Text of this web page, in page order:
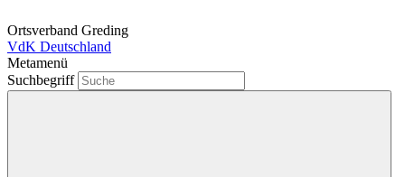
Ortsverband Greding
VdK Deutschland
Metamenü
Suchbegriff